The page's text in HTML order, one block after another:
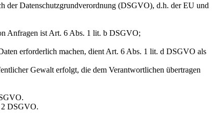
der Datenschutzgrundverordnung (DSGVO), d.h. der EU und
Anfragen ist Art. 6 Abs. 1 lit. b DSGVO;
erforderlich machen, dient Art. 6 Abs. 1 lit. d DSGVO als
Gewalt erfolgt, die dem Verantwortlichen übertragen
2 DSGVO.